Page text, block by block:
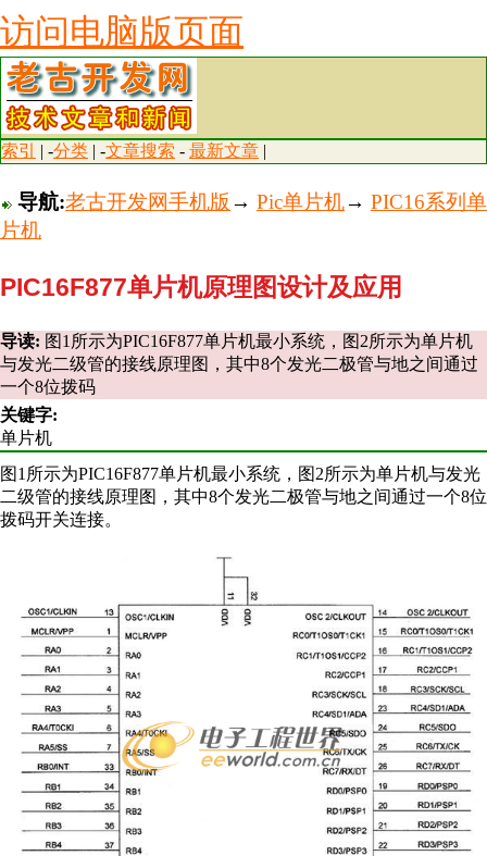
访问电脑版页面
索引 | -分类 | -文章搜索 - 最新文章 |
导航:老古开发网手机版 → Pic单片机→ PIC16系列单
片机
PIC16F877单片机原理图设计及应用
导读: 图1所示为PIC16F877单片机最小系统，图2所示为单片机
与发光二级管的接线原理图，其中8个发光二极管与地之间通过
一个8位拨码
关键字:
单片机
图1所示为PIC16F877单片机最小系统，图2所示为单片机与发光
二级管的接线原理图，其中8个发光二极管与地之间通过一个8位
拨码开关连接。